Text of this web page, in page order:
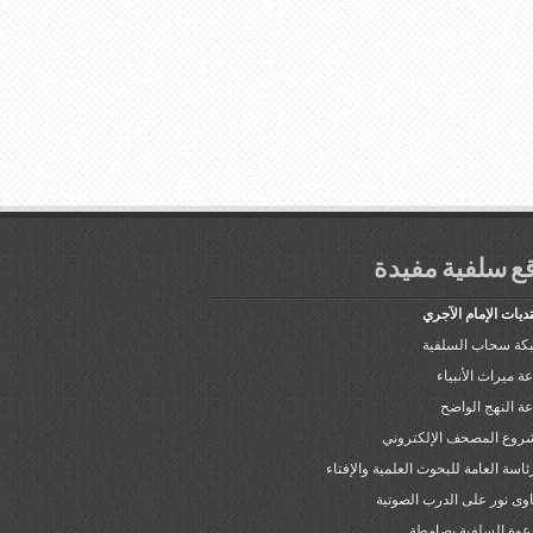
سلفية مفيدة
الإمام الآجري
سحاب السلفية
ميراث الأنبياء
النهج الواضح
المصحف الإلكتروني
العامة للبحوث العلمية والإفتاء
نور على الدرب الصوتية